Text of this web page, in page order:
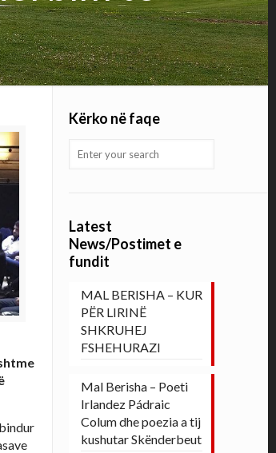
Kërko në faqe
Latest
News/Postimet e
fundit
MAL BERISHA – KUR
PËR LIRINË
SHKRUHEJ
FSHEHURAZI
Mal Berisha – Poeti
Irlandez Pádraic
Colum dhe poezia a tij
kushutar Skënderbeut